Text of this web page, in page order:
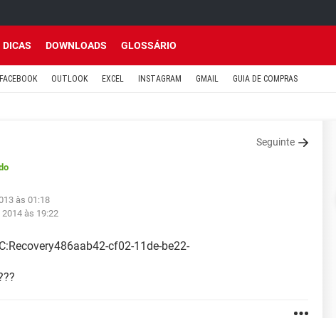
DICAS DOWNLOADS GLOSSÁRIO
FACEBOOK OUTLOOK EXCEL INSTAGRAM GMAIL GUIA DE COMPRAS
Seguinte
às 01:18
2014 às 19:22
cf02-11de-be22-